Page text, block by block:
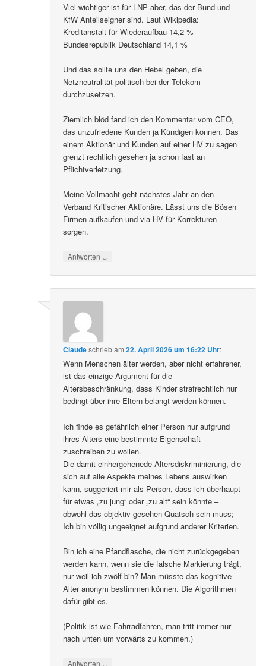
Viel wichtiger ist für LNP aber, das der Bund und
KfW Anteilseigner sind. Laut Wikipedia:
Kreditanstalt für Wiederaufbau 14,2 %
Bundesrepublik Deutschland 14,1 %
Und das sollte uns den Hebel geben, die
Netzneutralität politisch bei der Telekom
durchzusetzen.
Ziemlich blöd fand ich den Kommentar vom CEO,
das unzufriedene Kunden ja Kündigen können. Das
einem Aktionär und Kunden auf einer HV zu sagen
grenzt rechtlich gesehen ja schon fast an
Pflichtverletzung.
Meine Vollmacht geht nächstes Jahr an den
Verband Kritischer Aktionäre. Lässt uns die Bösen
Firmen aufkaufen und via HV für Korrekturen
sorgen.
Antworten ↓
Claudeschriebam22. April 2026 um 16:22 Uhr:
Wenn Menschen älter werden, aber nicht erfahrener,
ist das einzige Argument für die
Altersbeschränkung, dass Kinder strafrechtlich nur
bedingt über ihre Eltern belangt werden können.
Ich finde es gefährlich einer Person nur aufgrund
ihres Alters eine bestimmte Eigenschaft
zuschreiben zu wollen.
Die damit einhergehenede Altersdiskriminierung, die
sich auf alle Aspekte meines Lebens auswirken
kann, suggeriert mir als Person, dass ich überhaupt
für etwas „zu jung“ oder „zu alt“ sein könnte –
obwohl das objektiv gesehen Quatsch sein muss;
Ich bin völlig ungeeignet aufgrund anderer Kriterien.
Bin ich eine Pfandflasche, die nicht zurückgegeben
werden kann, wenn sie die falsche Markierung trägt,
nur weil ich zwölf bin? Man müsste das kognitive
Alter anonym bestimmen können. Die Algorithmen
dafür gibt es.
(Politik ist wie Fahrradfahren, man tritt immer nur
nach unten um vorwärts zu kommen.)
Antworten ↓